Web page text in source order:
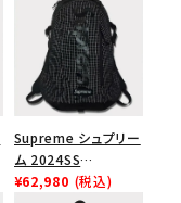
Supreme シュプリー
ム 2024SS
Backpack バックパッ
¥62,980 (税込)